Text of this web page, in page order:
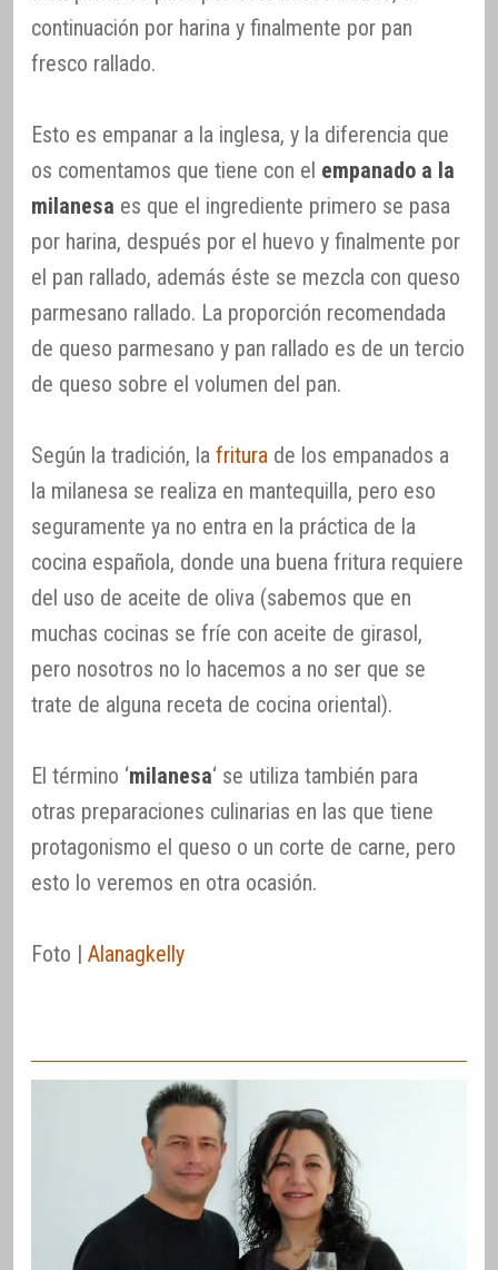
continuación por harina y finalmente por pan
fresco rallado.
Esto es empanar a la inglesa, y la diferencia que
os comentamos que tiene con el empanado a la
milanesa es que el ingrediente primero se pasa
por harina, después por el huevo y finalmente por
el pan rallado, además éste se mezcla con queso
parmesano rallado. La proporción recomendada
de queso parmesano y pan rallado es de un tercio
de queso sobre el volumen del pan.
Según la tradición, la fritura de los empanados a
la milanesa se realiza en mantequilla, pero eso
seguramente ya no entra en la práctica de la
cocina española, donde una buena fritura requiere
del uso de aceite de oliva (sabemos que en
muchas cocinas se fríe con aceite de girasol,
pero nosotros no lo hacemos a no ser que se
trate de alguna receta de cocina oriental).
El término ‘milanesa‘ se utiliza también para
otras preparaciones culinarias en las que tiene
protagonismo el queso o un corte de carne, pero
esto lo veremos en otra ocasión.
Foto | Alanagkelly